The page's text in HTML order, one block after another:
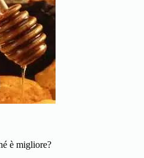
è migliore?